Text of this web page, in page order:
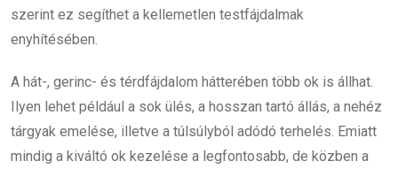
szerint ez segíthet a kellemetlen testfájdalmak
enyhítésében.
A hát-, gerinc- és térdfájdalom hátterében több ok is állhat.
Ilyen lehet például a sok ülés, a hosszan tartó állás, a nehéz
tárgyak emelése, illetve a túlsúlyból adódó terhelés. Emiatt
mindig a kiváltó ok kezelése a legfontosabb, de közben a